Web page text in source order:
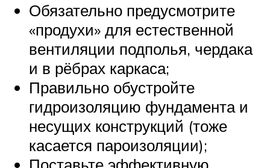
Обязательно предусмотрите
«продухи» для естественной
вентиляции подполья, чердака
и в рёбрах каркаса;
Правильно обустройте
гидроизоляцию фундамента и
несущих конструкций (тоже
касается пароизоляции);